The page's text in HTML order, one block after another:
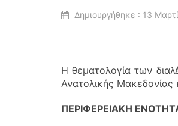
Δημιουργήθηκε : 13
Η θεματολογία των
Ανατολικής
ΠΕΡΙΦΕΡΕΙΑΚΗ